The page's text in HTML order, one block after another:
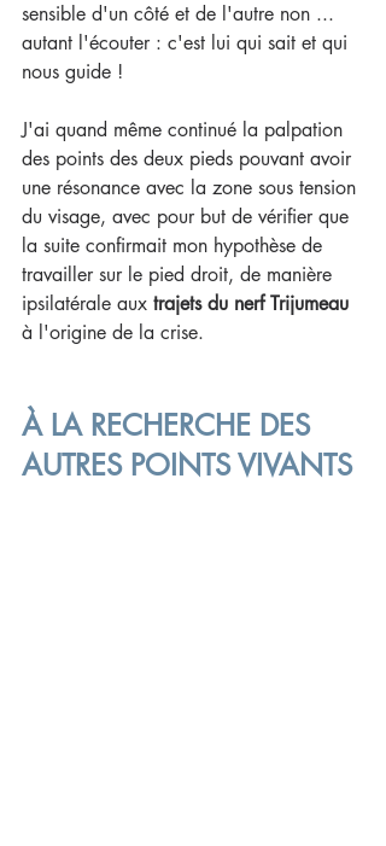
sensible d'un côté et de l'autre non ...
autant l'écouter : c'est lui qui sait et qui
nous guide !
J'ai quand même continué la palpation
des points des deux pieds pouvant avoir
une résonance avec la zone sous tension
du visage, avec pour but de vérifier que
la suite confirmait mon hypothèse de
travailler sur le pied droit, de manière
ipsilatérale aux trajets du nerf Trijumeau
à l'origine de la crise.
À LA RECHERCHE DES
AUTRES POINTS VIVANTS